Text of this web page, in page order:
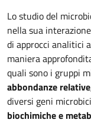
Lo studio del
nella sua
di approcci analitici
maniera
quali sono i gruppi
abbondanze relative
diversi geni
biochimiche e